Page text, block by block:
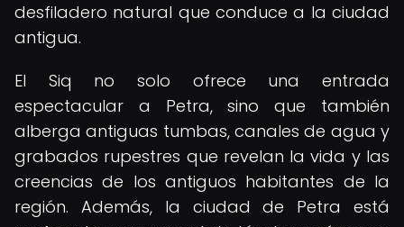
desfiladero natural que conduce a la ciudad
antigua.
El Siq no solo ofrece una entrada
espectacular a Petra, sino que también
alberga antiguas tumbas, canales de agua y
grabados rupestres que revelan la vida y las
creencias de los antiguos habitantes de la
región. Además, la ciudad de Petra está